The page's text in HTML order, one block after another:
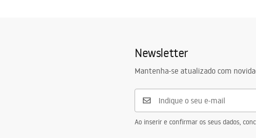
Newsletter
Mantenha-se atualizado com
Ao inserir e confirmar os seus dados,